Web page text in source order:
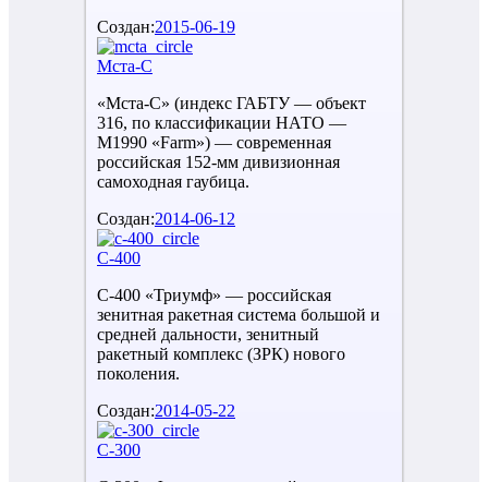
Создан:2015-06-19
Мста-С
«Мста-С» (индекс ГАБТУ — объект
316, по классификации НАТО —
M1990 «Farm») — современная
российская 152-мм дивизионная
самоходная гаубица.
Создан:2014-06-12
С-400
С-400 «Триумф» — российская
зенитная ракетная система большой и
средней дальности, зенитный
ракетный комплекс (ЗРК) нового
поколения.
Создан:2014-05-22
С-300